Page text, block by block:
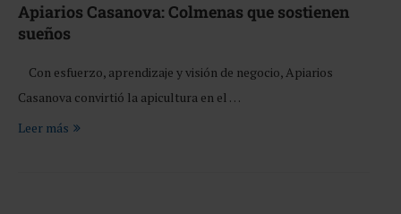
Apiarios Casanova: Colmenas que sostienen
sueños
Con esfuerzo, aprendizaje y visión de negocio, Apiarios
Casanova convirtió la apicultura en el …
Leer más